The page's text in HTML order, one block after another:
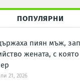
ПОПУЛЯРНИ
пиян мъж,
жената, с
21, 2026